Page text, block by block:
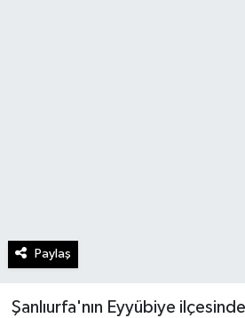
Paylaş
Şanlıurfa'nın Eyyübiye